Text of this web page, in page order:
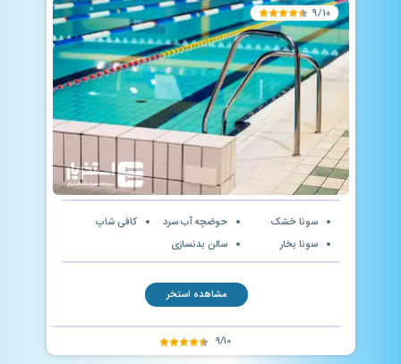
۹/۱۰
سونا خشک
سونا بخار
حوضچه آب سرد
سالن بدنسازی
کافی شاپ
مشاهده استخر
۹/۱۰